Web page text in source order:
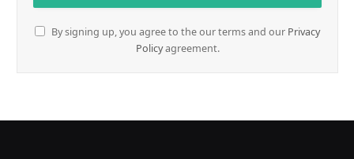
By signing up, you agree to the our terms and our Privacy
Policyagreement.